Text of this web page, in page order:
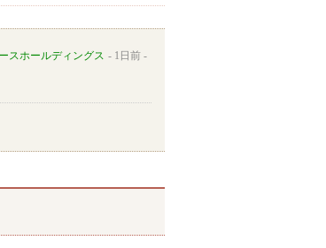
スホールディングス 1日前